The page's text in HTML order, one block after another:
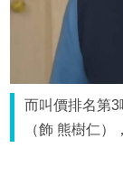
而叫價排名第
（飾 熊樹仁